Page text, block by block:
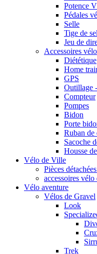
Potence
Pédales
Selle
Tige de
Jeu de
Accessoires
Diététique
Home
GPS
Outillage
Compteur
Pompes
Bidon
Porte
Ruban de
Sacoche
Housse
Vélo de Ville
Pièces
accessoires
Vélo aventure
Vélos de Gravel
Look
Trek